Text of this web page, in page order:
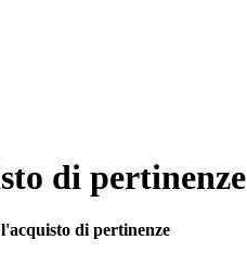
di pertinenze
di pertinenze